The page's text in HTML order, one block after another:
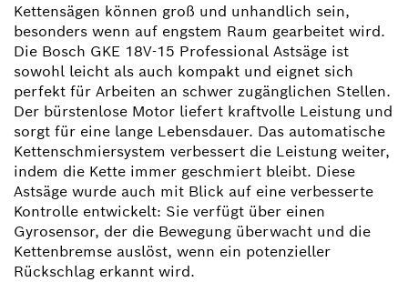
Kettensägen können groß und unhandlich sein,
besonders wenn auf engstem Raum gearbeitet wird.
Die Bosch GKE 18V-15 Professional Astsäge ist
sowohl leicht als auch kompakt und eignet sich
perfekt für Arbeiten an schwer zugänglichen Stellen.
Der bürstenlose Motor liefert kraftvolle Leistung und
sorgt für eine lange Lebensdauer. Das automatische
Kettenschmiersystem verbessert die Leistung weiter,
indem die Kette immer geschmiert bleibt. Diese
Astsäge wurde auch mit Blick auf eine verbesserte
Kontrolle entwickelt: Sie verfügt über einen
Gyrosensor, der die Bewegung überwacht und die
Kettenbremse auslöst, wenn ein potenzieller
Rückschlag erkannt wird.